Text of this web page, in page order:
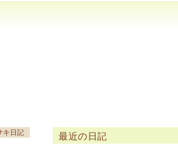
キ日記 最近の日記